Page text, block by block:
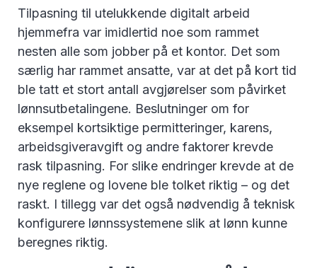
Tilpasning til utelukkende digitalt arbeid
hjemmefra var imidlertid noe som rammet
nesten alle som jobber på et kontor. Det som
særlig har rammet ansatte, var at det på kort tid
ble tatt et stort antall avgjørelser som påvirket
lønnsutbetalingene. Beslutninger om for
eksempel kortsiktige permitteringer, karens,
arbeidsgiveravgift og andre faktorer krevde
rask tilpasning. For slike endringer krevde at de
nye reglene og lovene ble tolket riktig – og det
raskt. I tillegg var det også nødvendig å teknisk
konfigurere lønnssystemene slik at lønn kunne
beregnes riktig.